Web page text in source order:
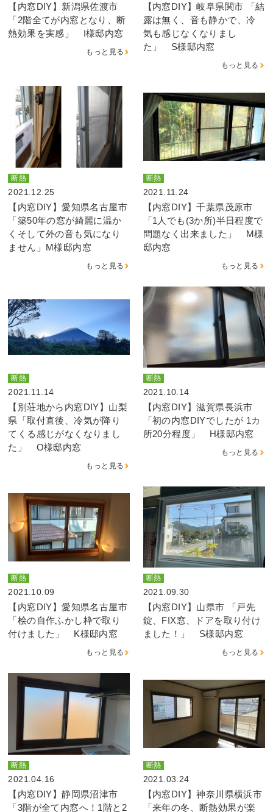
【内窓DIY】新潟県佐渡市
「2階全てが内窓となり、断
熱効果を実感」 I様邸内窓
もっと見る
【内窓DIY】岐阜県関市 「結
露は無く、音も静かで、冷
気も感じなくなりまし
た」 S様邸内窓
もっと見る
断熱
2021.12.25
【内窓DIY】愛知県名古屋市
「築50年の窓が綺麗に温か
くそして外の音も気になり
ません」M様邸内窓
もっと見る
断熱
2021.11.24
【内窓DIY】千葉県茂原市
「1人でも(3か所)半日程度で
問題なく出来ました」 M様
邸内窓
もっと見る
断熱
2021.11.14
【別荘地から内窓DIY】山梨
県「取付直後、冷気が降り
てくる感じがなくなりまし
た」 O様邸内窓
もっと見る
断熱
2021.10.14
【内窓DIY】滋賀県長浜市
「初の内窓DIYでしたが 1カ
所20分程度」 H様邸内窓
もっと見る
断熱
2021.10.09
【内窓DIY】愛知県名古屋市
「桧の自作ふかし枠で取り
付けました」 K様邸内窓
もっと見る
断熱
2021.09.30
【内窓DIY】山県市 「戸先
錠、FIX窓、ドアを取り付け
ました！」 S様邸内窓
もっと見る
断熱
2021.04.16
【内窓DIY】静岡県沼津市
「3階が全て内窓へ！1階と2
断熱
2021.03.24
【内窓DIY】神奈川県横浜市
「来年の冬、断熱効果が楽